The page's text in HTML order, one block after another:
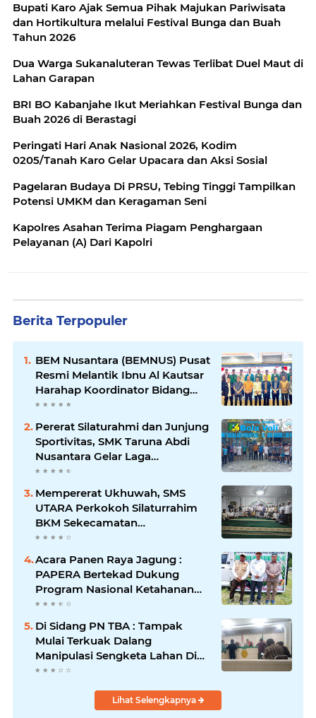
Bupati Karo Ajak Semua Pihak Majukan Pariwisata
dan Hortikultura melalui Festival Bunga dan Buah
Tahun 2026
Dua Warga Sukanaluteran Tewas Terlibat Duel Maut di
Lahan Garapan
BRI BO Kabanjahe Ikut Meriahkan Festival Bunga dan
Buah 2026 di Berastagi
Peringati Hari Anak Nasional 2026, Kodim
0205/Tanah Karo Gelar Upacara dan Aksi Sosial
Pagelaran Budaya Di PRSU, Tebing Tinggi Tampilkan
Potensi UMKM dan Keragaman Seni
Kapolres Asahan Terima Piagam Penghargaan
Pelayanan (A) Dari Kapolri
Berita Terpopuler
BEM Nusantara (BEMNUS) Pusat
Resmi Melantik Ibnu Al Kautsar
Harahap Koordinator Bidang
(Korbid) BEMNUS Periode
2024/2025
Pererat Silaturahmi dan Junjung
Sportivitas, SMK Taruna Abdi
Nusantara Gelar Laga
Persahabatan Bola Voli Putra
Mempererat Ukhuwah, SMS
UTARA Perkokoh Silaturrahim
BKM Sekecamatan
Padangsidimpuan Utara di
Acara Panen Raya Jagung :
PAPERA Bertekad Dukung
Program Nasional Ketahanan
Pangan Di Kota Kerang
Tanjungbalai
Di Sidang PN TBA : Tampak
Mulai Terkuak Dalang
Manipulasi Sengketa Lahan Di
Asahan Mati
Lihat Selengkapnya